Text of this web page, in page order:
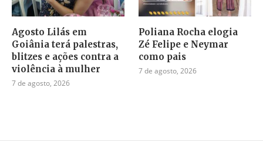
Agosto Lilás em
Goiânia terá palestras,
blitzes e ações contra a
violência à mulher
7 de agosto, 2026
Poliana Rocha elogia
Zé Felipe e Neymar
como pais
7 de agosto, 2026